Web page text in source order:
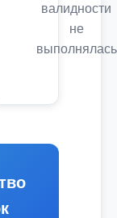
валидности
не
выполнялась